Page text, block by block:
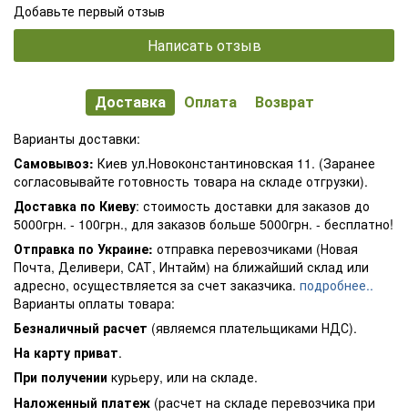
Добавьте первый отзыв
Написать отзыв
Доставка Оплата Возврат
Варианты доставки:
Самовывоз: Киев ул.Новоконстантиновская 11. (Заранее
согласовывайте готовность товара на складе отгрузки).
Доставка по Киеву: стоимость доставки для заказов до
5000грн. - 100грн., для заказов больше 5000грн. - бесплатно!
Отправка по Украине: отправка перевозчиками (Новая
Почта, Деливери, САТ, Интайм) на ближайший склад или
адресно, осуществляется за счет заказчика. подробнее..
Варианты оплаты товара:
Безналичный расчет (являемся плательщиками НДС).
На карту приват.
При получении курьеру, или на складе.
Наложенный платеж (расчет на складе перевозчика при